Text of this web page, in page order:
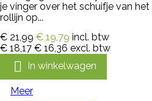
je vinger over het schuifje van
rollijn op...
€ 21,99 € 19,79 incl. btw
€ 18,17 € 16,36 excl. btw
 In winkelwagen
Meer